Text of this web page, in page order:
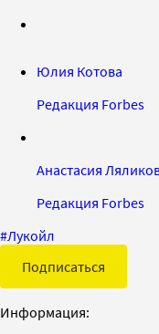
Юлия Котова
Редакция Forbes
Анастасия
Редакция Forbes
#Лукойл
Подписаться
Информация: